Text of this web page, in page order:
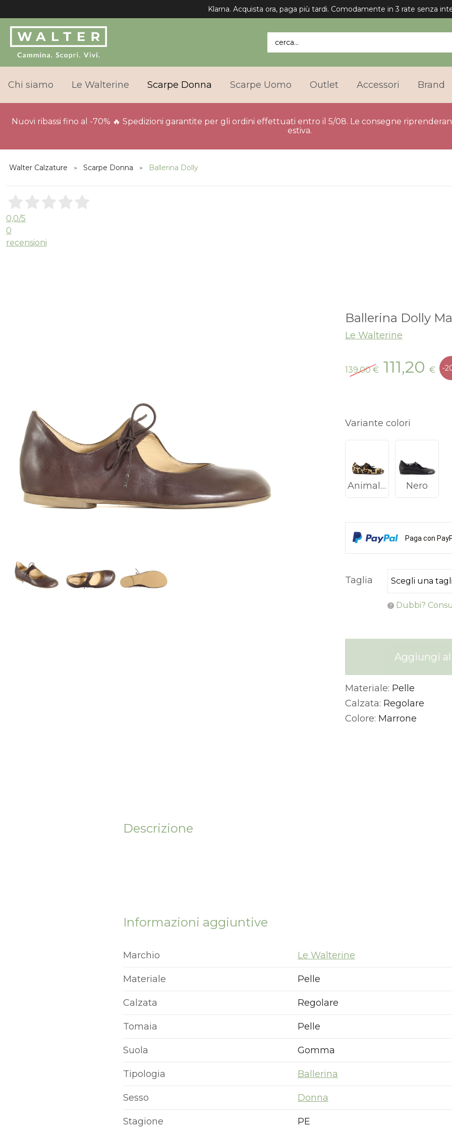
Klarna. Acquista ora, paga più tardi. Comodamente in 3 rate senza
cerca...
Chi siamo Le Walterine Scarpe Donna Scarpe Uomo Outlet Accessori Brand
Nuovi ribassi fino al -70% 🔥 Spedizioni garantite per gli ordini effettuati entro il 5/08. Le consegne
estiva.
Walter Calzature Scarpe Donna Ballerina Dolly
0,0/5
0
recensioni
Ballerina Dolly
Le Walterine
139,00€
Il
prezzo
139,00 €.
111,20 €
Il
-
Variante colori
Animalier Nero
Paga con
Taglia
Dubbi?
Aggiungi
Alternative:
Materiale: Pelle
Calzata: Regolare
Colore: Marrone
Descrizione
Informazioni aggiuntive
Marchio Le Walterine
Materiale Pelle
Calzata Regolare
Tomaia Pelle
Suola Gomma
Tipologia Ballerina
Sesso Donna
Stagione PE
Nuovi ribassi fino al 70%